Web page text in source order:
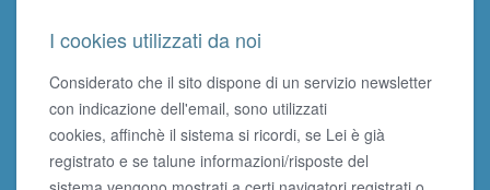
I cookies utilizzati da noi
Considerato che il sito dispone di un servizio newsletter
con indicazione dell'email, sono utilizzati
cookies, affinchè il sistema si ricordi, se Lei è già
registrato e se talune informazioni/risposte del